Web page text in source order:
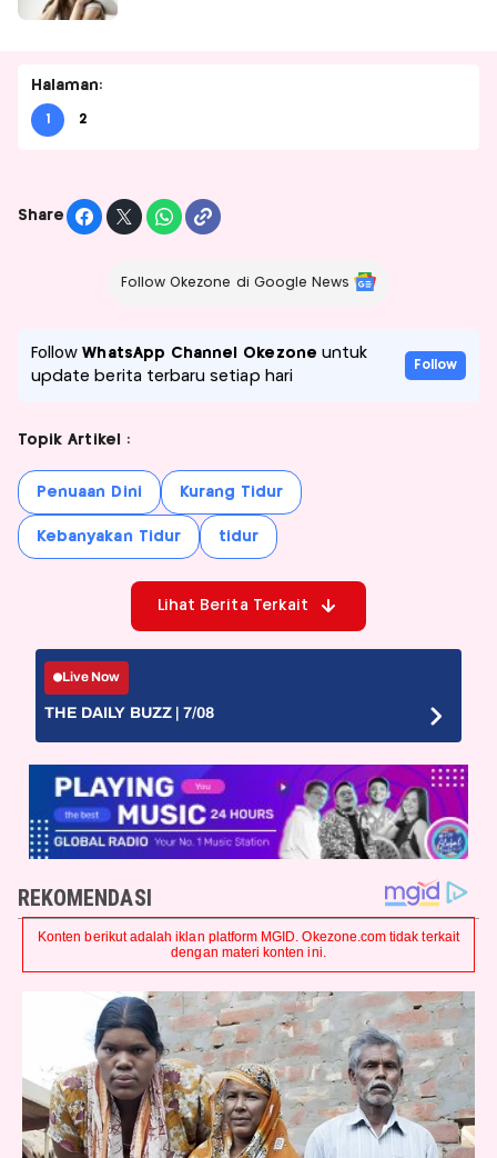
Halaman:
1 2
Share
Follow Okezone di Google News
FollowWhatsApp Channel Okezone untuk
update berita terbaru setiap hari
Follow
Topik Artikel :
Penuaan Dini Kurang Tidur
Kebanyakan Tidur tidur
Lihat Berita Terkait
Live Now
THE DAILY BUZZ | 7/08